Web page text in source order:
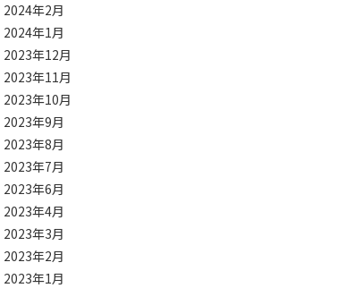
2024年2月
2024年1月
2023年12月
2023年11月
2023年10月
2023年9月
2023年8月
2023年7月
2023年6月
2023年4月
2023年3月
2023年2月
2023年1月